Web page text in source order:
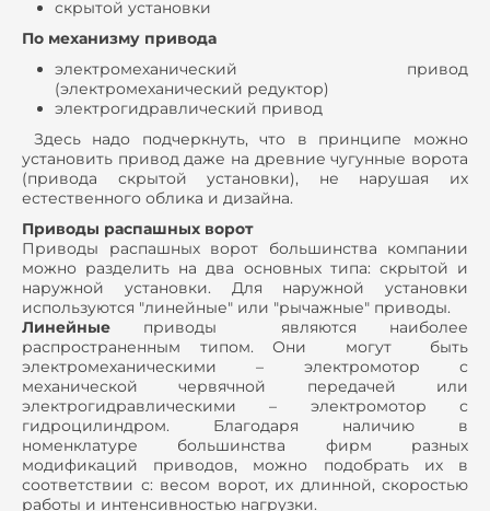
скрытой установки
По механизму привода
электромеханический привод
(электромеханический редуктор)
электрогидравлический привод
Здесь надо подчеркнуть, что в принципе можно
установить привод даже на древние чугунные ворота
(привода скрытой установки), не нарушая их
естественного облика и дизайна.
Приводы распашных ворот
Приводы распашных ворот большинства компании
можно разделить на два основных типа: скрытой и
наружной установки. Для наружной установки
используются "линейные" или "рычажные" приводы.
Линейные приводы являются наиболее
распространенным типом. Они могут быть
электромеханическими – электромотор с
механической червячной передачей или
электрогидравлическими – электромотор с
гидроцилиндром. Благодаря наличию в
номенклатуре большинства фирм разных
модификаций приводов, можно подобрать их в
соответствии с: весом ворот, их длинной, скоростью
работы и интенсивностью нагрузки.